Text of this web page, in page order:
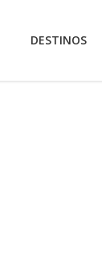
DESTINOS